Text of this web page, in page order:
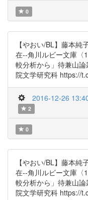
0
【やおい/BL】藤本
在--角川ルビー文庫〈
較分析から」待兼山
院文学研究科 https://
2016-12-26
2
0
【やおい/BL】藤本
在--角川ルビー文庫〈
較分析から」待兼山
院文学研究科 https://